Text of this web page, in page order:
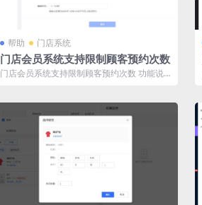
帮助 门店系统
门店会员系统支持限制顾客预约次数
门店会员系统支持限制顾客预约次数 功能说